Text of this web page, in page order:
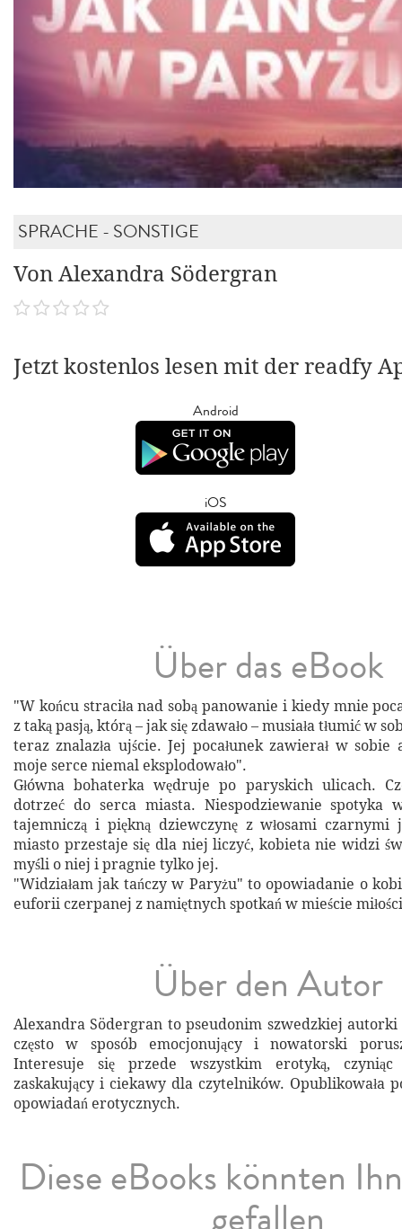
SPRACHE - SONSTIGE
Von Alexandra Södergran
Jetzt kostenlos lesen mit der readfy
Android
iOS
Über das eBook
"W końcu straciła nad sobą panowanie i kiedy mnie
z taką pasją, którą – jak się zdawało – musiała tłumić w
teraz znalazła ujście. Jej pocałunek zawierał w sobie
moje serce niemal eksplodowało".
Główna bohaterka wędruje po paryskich ulicach.
dotrzeć do serca miasta. Niespodziewanie spotyka
tajemniczą i piękną dziewczynę z włosami czarnymi
miasto przestaje się dla niej liczyć, kobieta nie widzi
myśli o niej i pragnie tylko jej.
"Widziałam jak tańczy w Paryżu" to opowiadanie o
euforii czerpanej z namiętnych spotkań w mieście
Über den Autor
Alexandra Södergran to pseudonim szwedzkiej
często w sposób emocjonujący i nowatorski
Interesuje się przede wszystkim erotyką,
zaskakujący i ciekawy dla czytelników. Opublikowała
opowiadań erotycznych.
Diese eBooks könnten